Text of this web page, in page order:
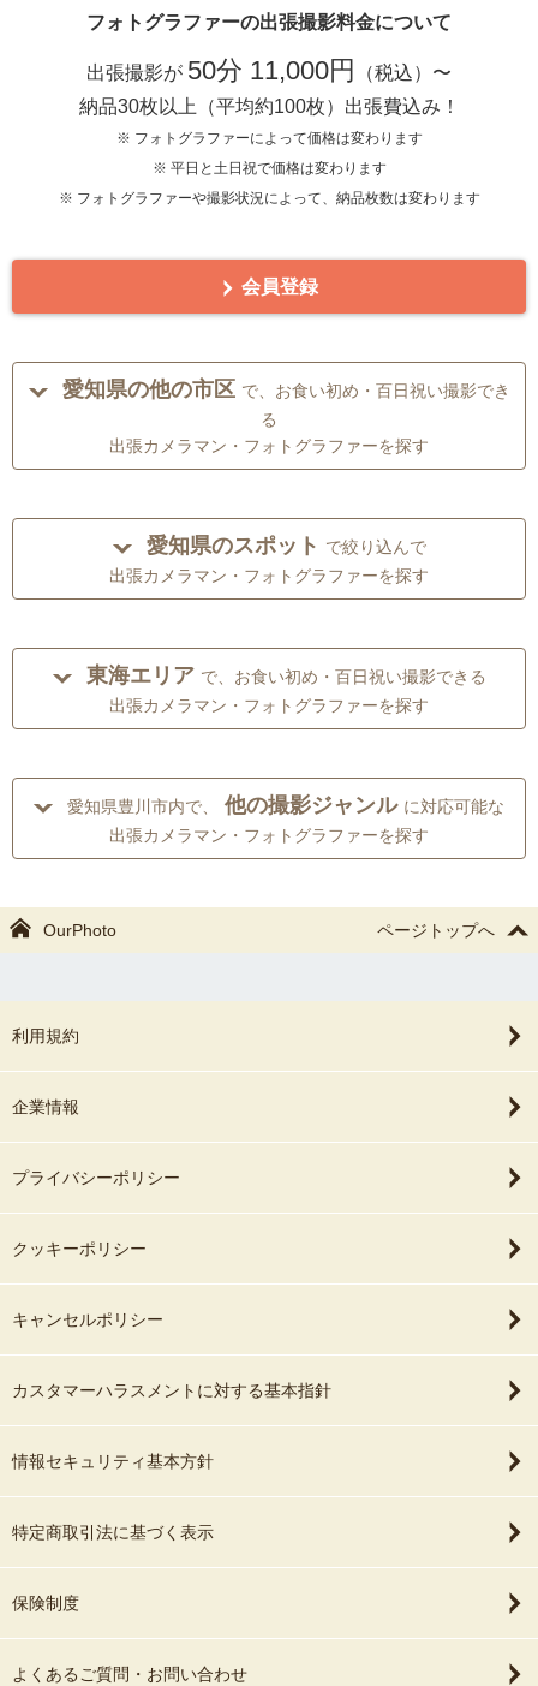
フォトグラファーの出張撮影料金について
出張撮影が 50分 11,000円
（税込）〜
納品30枚以上（平均約100枚）出張費込み！
※ フォトグラファーによって価格は変わります
※ 平日と土日祝で価格は変わります
※ フォトグラファーや撮影状況によって、納品枚数は変わります
会員登録
愛知県の他の市区 で、お食い初め・百日祝い撮影でき
る
出張カメラマン・フォトグラファーを探す
愛知県のスポット で絞り込んで
出張カメラマン・フォトグラファーを探す
東海エリア で、お食い初め・百日祝い撮影できる
出張カメラマン・フォトグラファーを探す
愛知県豊川市内で、 他の撮影ジャンル に対応可能な
出張カメラマン・フォトグラファーを探す
OurPhoto ページトップへ
利用規約
企業情報
プライバシーポリシー
クッキーポリシー
キャンセルポリシー
カスタマーハラスメントに対する基本指針
情報セキュリティ基本方針
特定商取引法に基づく表示
保険制度
よくあるご質問・お問い合わせ